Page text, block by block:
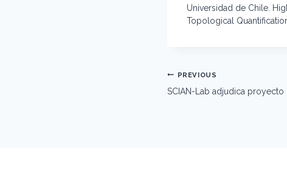
Universidad de Chile.
Topological
Post
navigation
PREVIOUS
SCIAN-Lab adjudica proyecto